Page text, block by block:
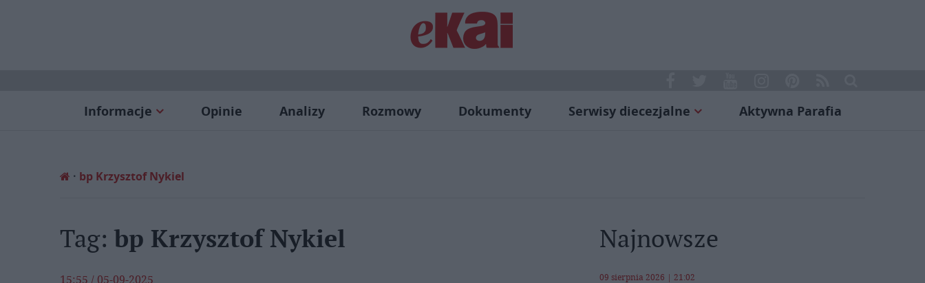
Informacje Opinie Analizy Rozmowy Dokumenty Serwisy diecezjalne Aktywna Parafia
bp Krzysztof Nykiel
Tag: bp Krzysztof Nykiel
15:55 / 05-09-2025
Najnowsze
09 sierpnia 2026 | 21:02